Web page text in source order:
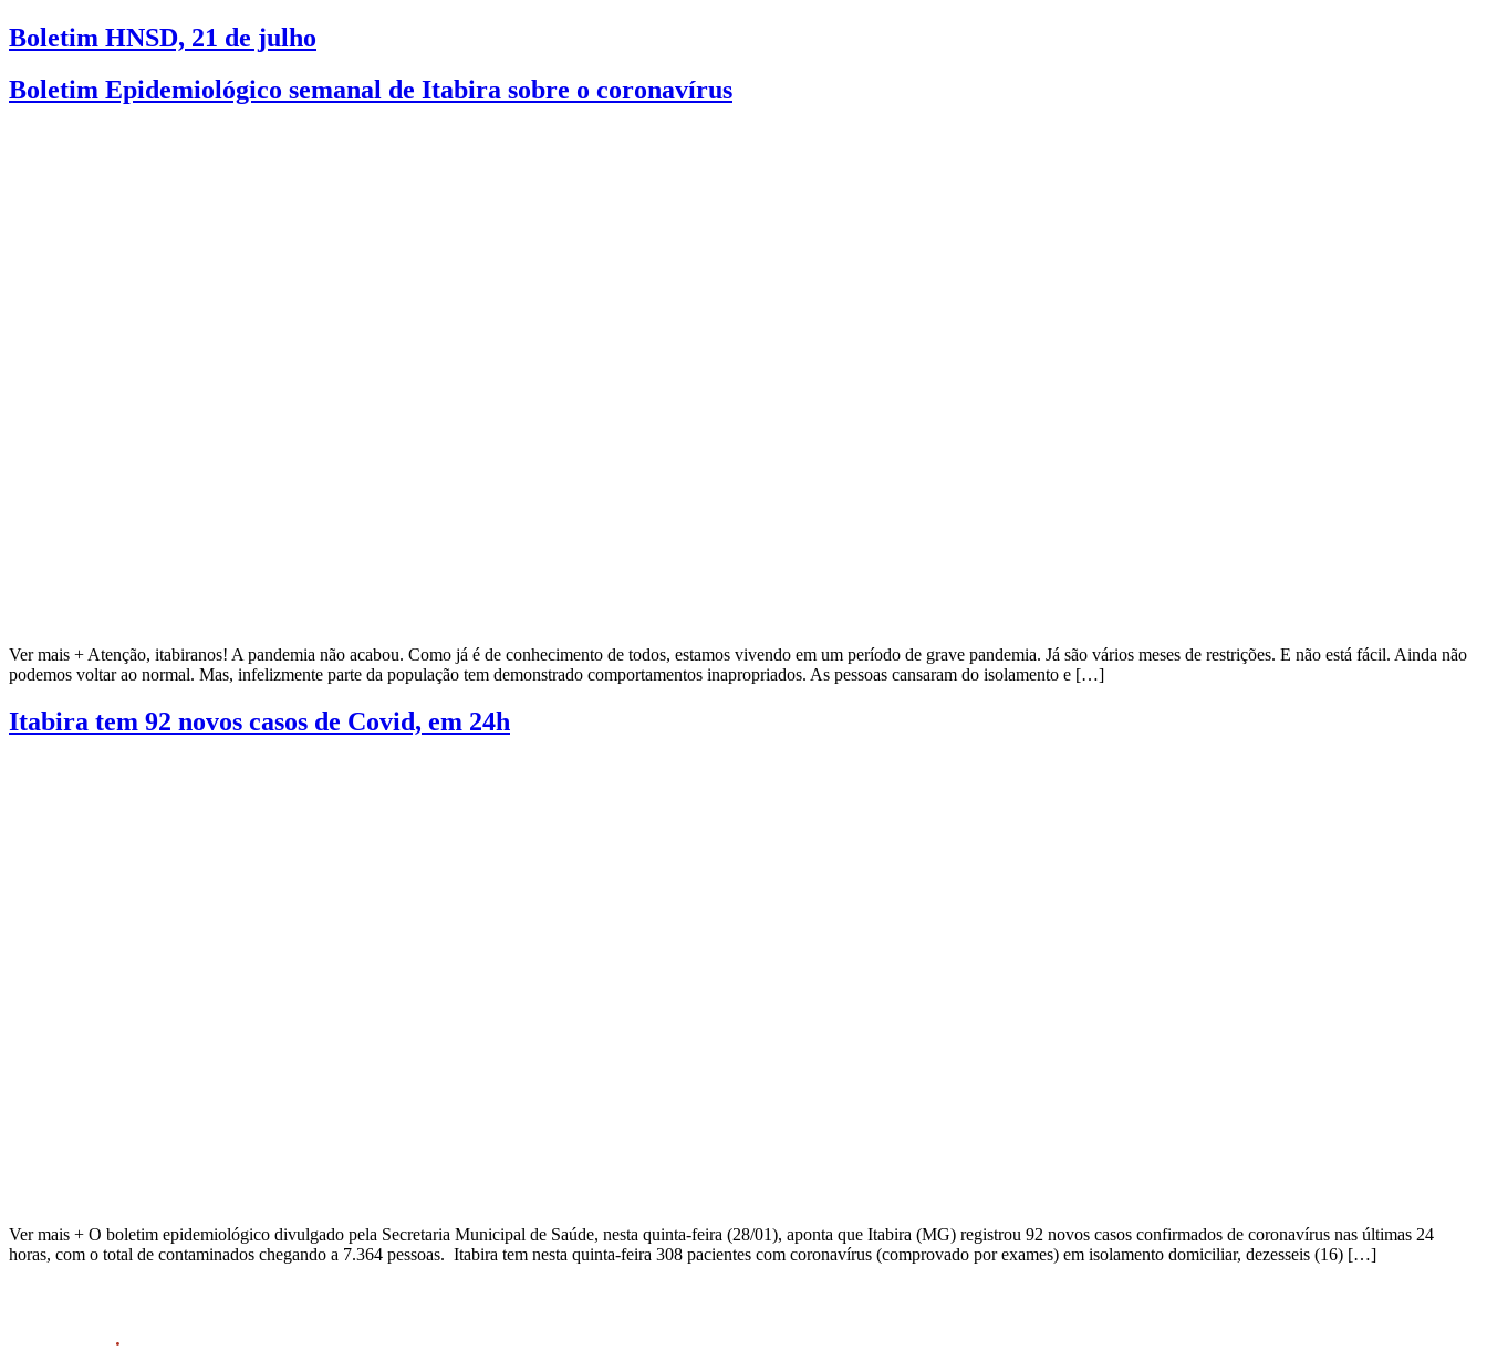
Boletim HNSD, 21 de julho
Boletim Epidemiológico semanal de Itabira sobre o coronavírus
Ver mais + Atenção, itabiranos! A pandemia não acabou. Como já é de conhecimento de todos, estamos vivendo em um período de grave pandemia. Já são vários meses de restrições. E não está fácil. Ainda não
podemos voltar ao normal. Mas, infelizmente parte da população tem demonstrado comportamentos inapropriados. As pessoas cansaram do isolamento e […]
Itabira tem 92 novos casos de Covid, em 24h
Ver mais + O boletim epidemiológico divulgado pela Secretaria Municipal de Saúde, nesta quinta-feira (28/01), aponta que Itabira (MG) registrou 92 novos casos confirmados de coronavírus nas últimas 24
horas, com o total de contaminados chegando a 7.364 pessoas. Itabira tem nesta quinta-feira 308 pacientes com coronavírus (comprovado por exames) em isolamento domiciliar, dezesseis (16) […]